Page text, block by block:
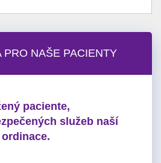
PRO NAŠE PACIENTY
paciente,
služeb naší
ordinace.